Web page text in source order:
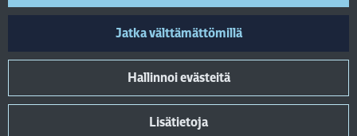
Jatka välttämättömillä
Hallinnoi evästeitä
Lisätietoja